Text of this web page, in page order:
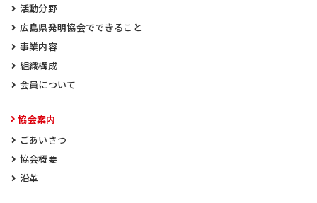
活動分野
広島県発明協会でできること
事業内容
組織構成
会員について
協会案内
ごあいさつ
協会概要
沿革